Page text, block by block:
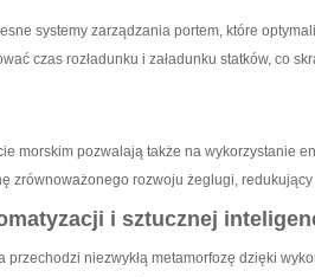
systemy zarządzania portem, które
czas rozładunku i załadunku statków, co
morskim pozwalają ⁤także na wykorzystanie
⁢zrównoważonego‌ rozwoju żeglugi,
i sztucznej
przechodzi niezwykłą metamorfozę dzięki